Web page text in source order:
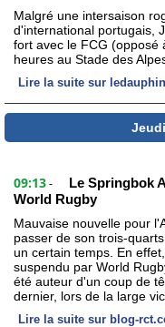
Malgré une intersaison
d'international portugais,
fort avec le FCG (opposé
heures au Stade des
Lire la suite sur
09:13 -
Le Springbok
World Rugby
Mauvaise nouvelle pour
passer de son trois-
un certain temps. En
suspendu par World
été auteur d'un coup de
dernier, lors de la large
Lire la suite sur blog-